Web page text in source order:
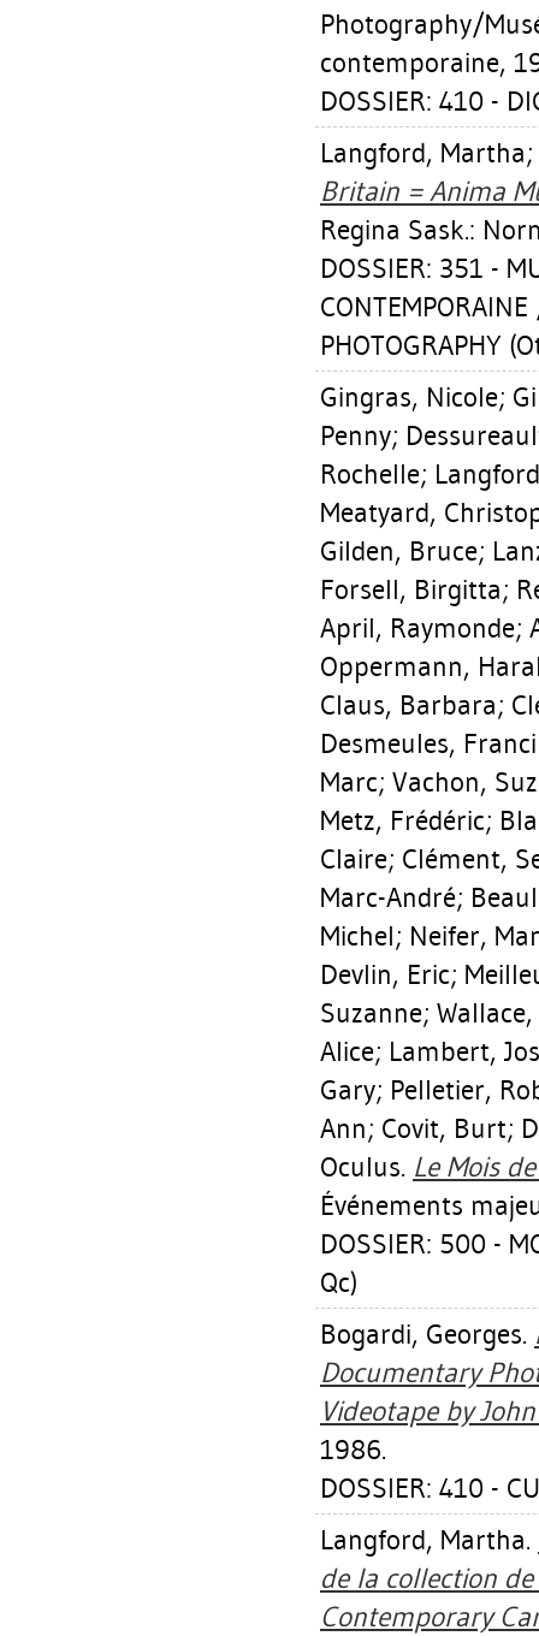
Photography/
contemporaine,
DOSSIER: 410 -
Langford, Martha;
Britain = Anima
Regina Sask.:
DOSSIER: 351 -
PHOTOGRAPHY
Gingras, Nicole;
Penny;
Rochelle;
Meatyard,
Gilden, Bruce;
Forsell, Birgitta;
April, Raymonde;
Oppermann,
Claus, Barbara;
Desmeules,
Marc; Vachon,
Metz, Frédéric;
Claire; Clément,
Marc-André;
Michel; Neifer,
Devlin, Eric;
Suzanne;
Alice; Lambert,
Gary; Pelletier,
Ann; Covit, Burt;
Oculus. Le Mois
Événements
DOSSIER: 500 -
Qc)
Bogardi, Georges.
Documentary
Videotape by
1986.
DOSSIER: 410 -
Langford, Martha.
de la collection
Contemporary